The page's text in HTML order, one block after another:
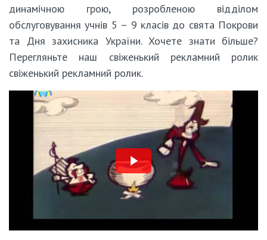
динамічною грою, розробленою відділом
обслуговування учнів 5 – 9 класів до свята Покрови
та Дня захисника України. Хочете знати більше?
Перегляньте наш свіженький рекламний ролик
свіженький рекламний ролик.